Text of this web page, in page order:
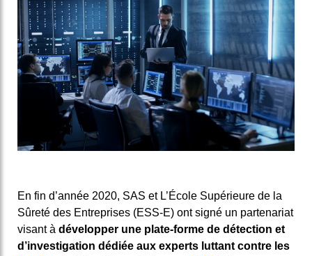
En fin d’année 2020, SAS et L’École Supérieure de la
Sûreté des Entreprises (ESS-E) ont signé un partenariat
visant à développer une plate-forme de détection et
d’investigation dédiée aux experts luttant contre les